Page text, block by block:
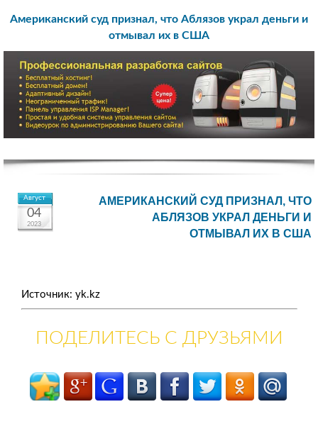
Американский суд признал, что Аблязов украл деньги и
отмывал их в США
Август
04
2023
АМЕРИКАНСКИЙ СУД ПРИЗНАЛ, ЧТО
АБЛЯЗОВ УКРАЛ ДЕНЬГИ И
ОТМЫВАЛ ИХ В США
Источник: yk.kz
ПОДЕЛИТЕСЬ С ДРУЗЬЯМИ